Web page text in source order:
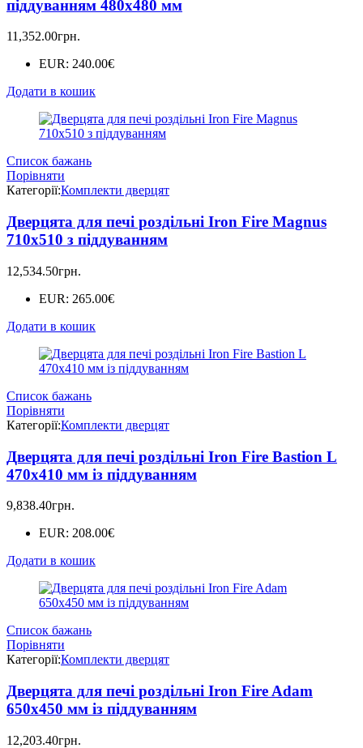
піддуванням 480х480 мм
11,352.00грн.
EUR: 240.00€
Додати в кошик
Список бажань
Порівняти
Категорії:Комплекти дверцят
Дверцята для печі роздільні Iron Fire Magnus
710х510 з піддуванням
12,534.50грн.
EUR: 265.00€
Додати в кошик
Список бажань
Порівняти
Категорії:Комплекти дверцят
Дверцята для печі роздільні Iron Fire Bastion L
470х410 мм із піддуванням
9,838.40грн.
EUR: 208.00€
Додати в кошик
Список бажань
Порівняти
Категорії:Комплекти дверцят
Дверцята для печі роздільні Iron Fire Adam
650x450 мм із піддуванням
12,203.40грн.